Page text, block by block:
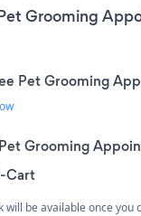
Grooming
Pet Grooming
Pet Grooming
Cart
will be available once you